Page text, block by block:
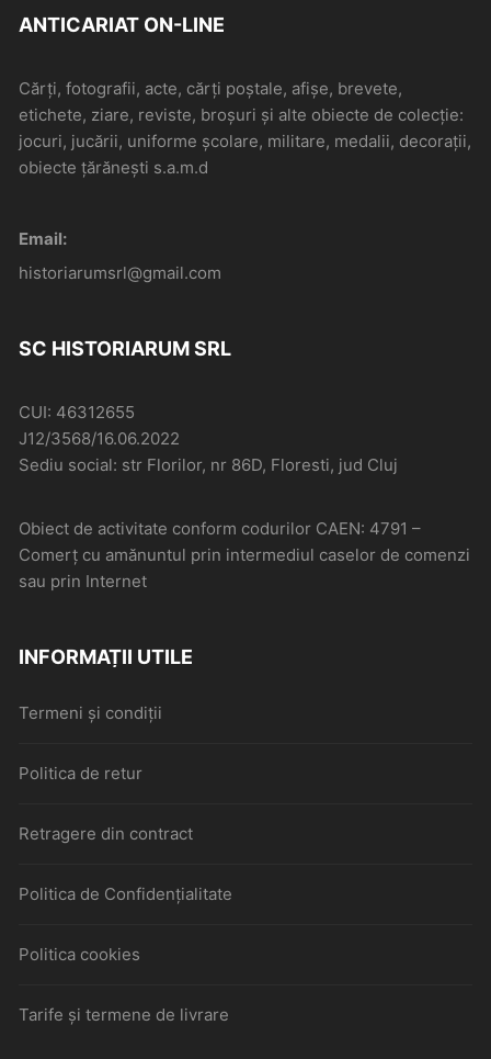
ANTICARIAT ON-LINE
Cărți, fotografii, acte, cărți poștale, afișe, brevete,
etichete, ziare, reviste, broșuri și alte obiecte de colecție:
jocuri, jucării, uniforme școlare, militare, medalii, decorații,
obiecte țărănești s.a.m.d
Email:
historiarumsrl@gmail.com
SC HISTORIARUM SRL
CUI: 46312655
J12/3568/16.06.2022
Sediu social: str Florilor, nr 86D, Floresti, jud Cluj
Obiect de activitate conform codurilor CAEN: 4791 –
Comerţ cu amănuntul prin intermediul caselor de comenzi
sau prin Internet
INFORMAȚII UTILE
Termeni și condiții
Politica de retur
Retragere din contract
Politica de Confidențialitate
Politica cookies
Tarife și termene de livrare